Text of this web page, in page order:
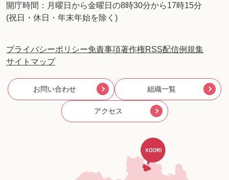
開庁時間：月曜日から金曜日の8時30分から17時15分
(祝日・休日・年末年始を除く)
プライバシーポリシー免責事項著作権RSS配信例規集
サイトマップ
お問い合わせ 組織一覧
アクセス